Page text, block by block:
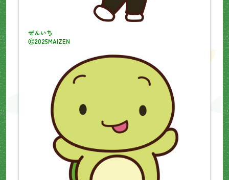
ぜんいち
Ⓒ2025MAIZEN